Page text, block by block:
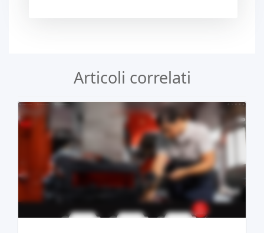
Articoli correlati
Demo dal vivo
Acquista €29.90